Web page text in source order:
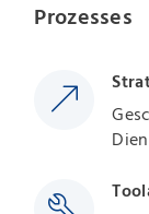
Prozesses